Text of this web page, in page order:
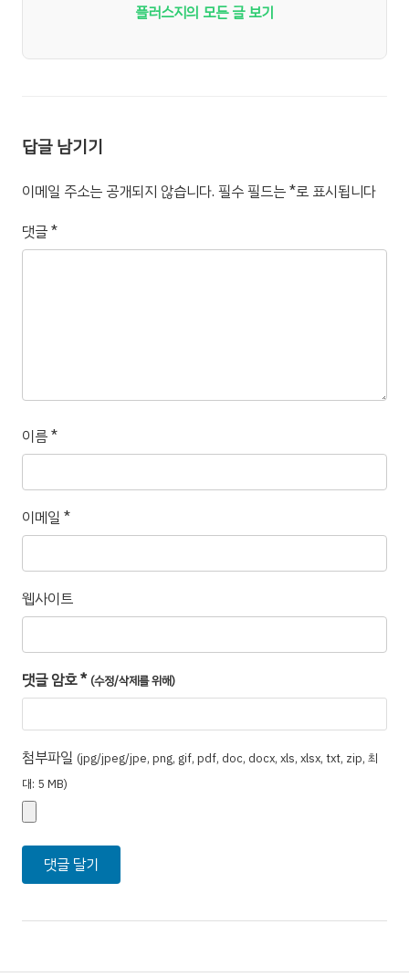
플러스지의 모든 글 보기
답글 남기기
이메일 주소는 공개되지 않습니다. 필수 필드는*로 표시됩니다
댓글*
이름*
이메일 *
웹사이트
댓글 암호* (수정/삭제를 위해)
첨부파일 (jpg/jpeg/jpe, png, gif, pdf, doc, docx, xls, xlsx, txt, zip, 최
대: 5 MB)